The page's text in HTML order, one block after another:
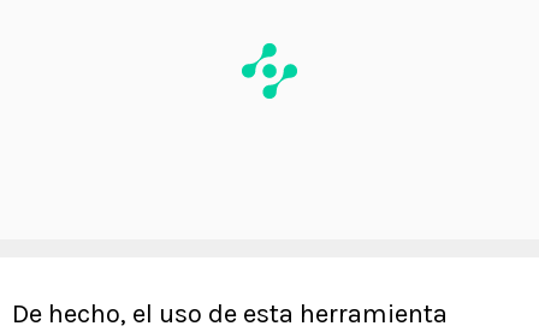
De hecho, el uso de esta herramienta